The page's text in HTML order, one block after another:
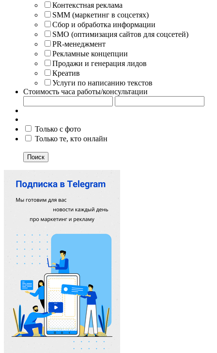
Контекстная реклама
SMM (маркетинг в соцсетях)
Сбор и обработка информации
SMO (оптимизация сайтов для соцсетей)
PR-менеджмент
Рекламные концепции
Продажи и генерация лидов
Креатив
Услуги по написанию текстов
Стоимость часа работы/консультации
Только с фото
Только те, кто онлайн
Поиск